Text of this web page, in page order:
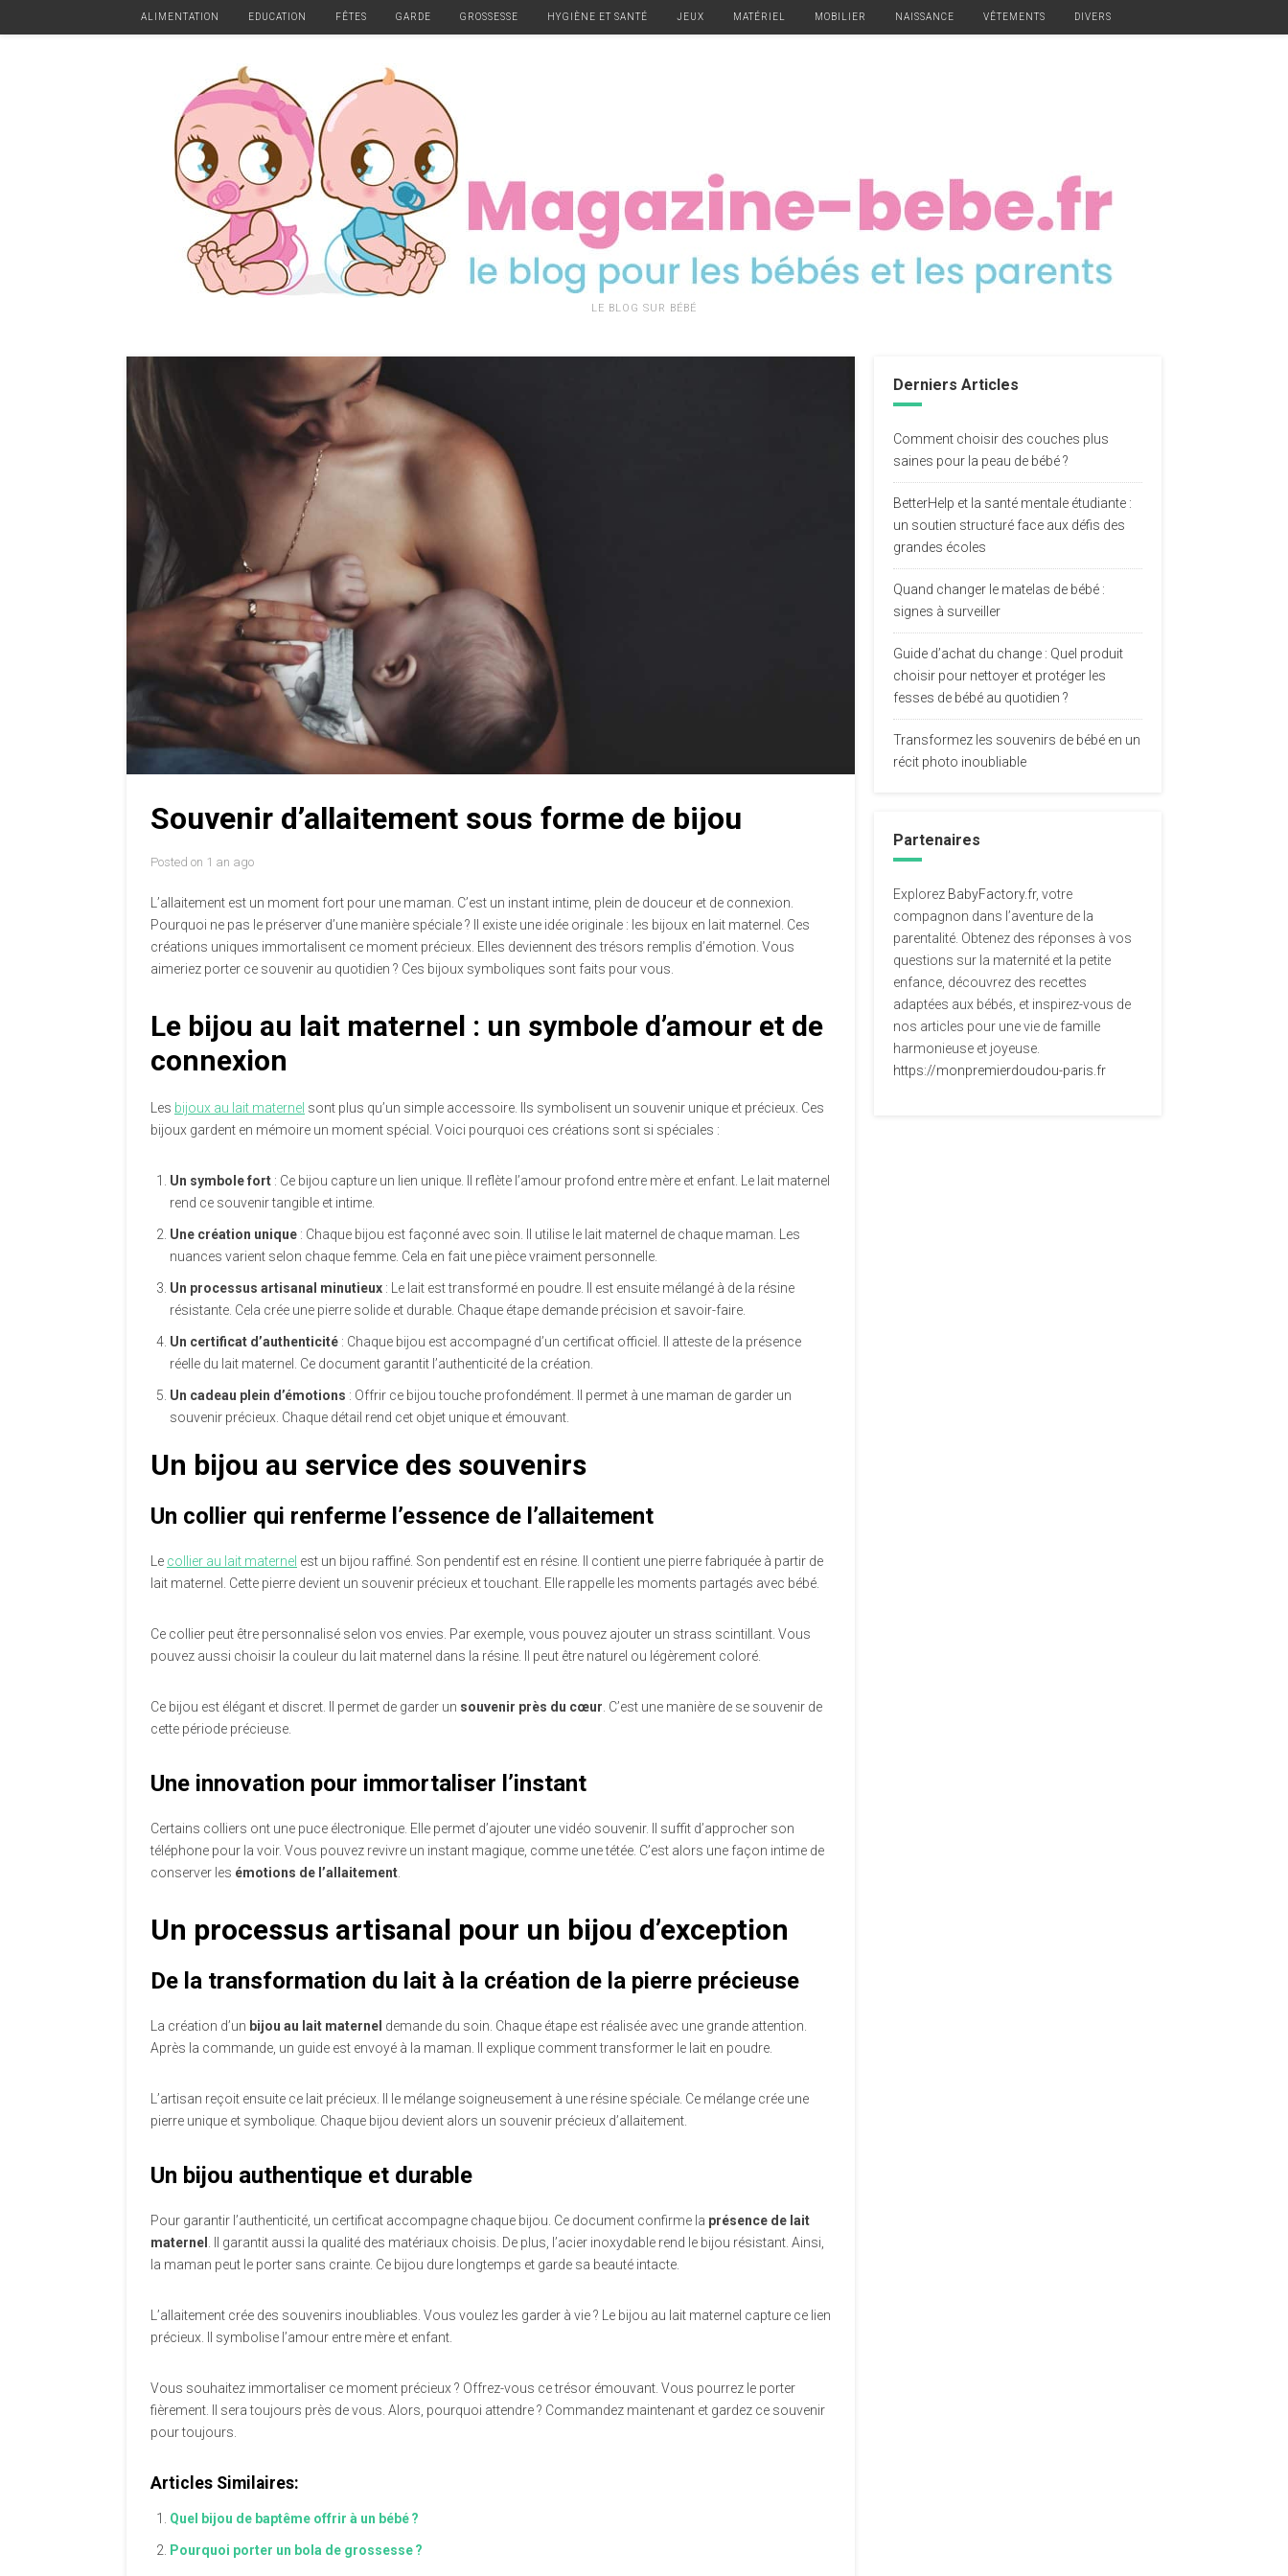
ALIMENTATION EDUCATION FÊTES GARDE GROSSESSE HYGIÈNE ET SANTÉ JEUX MATÉRIEL MOBILIER NAISSANCE VÊTEMENTS DIVERS
LE BLOG SUR BÉBÉ
Souvenir d’allaitement sous forme de bijou
Posted on 1 an ago
L’allaitement est un moment fort pour une maman. C’est un instant intime, plein de douceur et de connexion.
Pourquoi ne pas le préserver d’une manière spéciale ? Il existe une idée originale : les bijoux en lait maternel. Ces
créations uniques immortalisent ce moment précieux. Elles deviennent des trésors remplis d’émotion. Vous
aimeriez porter ce souvenir au quotidien ? Ces bijoux symboliques sont faits pour vous.
Le bijou au lait maternel : un symbole d’amour et de
connexion
Les bijoux au lait maternel sont plus qu’un simple accessoire. Ils symbolisent un souvenir unique et précieux. Ces
bijoux gardent en mémoire un moment spécial. Voici pourquoi ces créations sont si spéciales :
Un symbole fort : Ce bijou capture un lien unique. Il reflète l’amour profond entre mère et enfant. Le lait maternel
rend ce souvenir tangible et intime.
Une création unique : Chaque bijou est façonné avec soin. Il utilise le lait maternel de chaque maman. Les
nuances varient selon chaque femme. Cela en fait une pièce vraiment personnelle.
Un processus artisanal minutieux : Le lait est transformé en poudre. Il est ensuite mélangé à de la résine
résistante. Cela crée une pierre solide et durable. Chaque étape demande précision et savoir-faire.
Un certificat d’authenticité : Chaque bijou est accompagné d’un certificat officiel. Il atteste de la présence
réelle du lait maternel. Ce document garantit l’authenticité de la création.
Un cadeau plein d’émotions : Offrir ce bijou touche profondément. Il permet à une maman de garder un
souvenir précieux. Chaque détail rend cet objet unique et émouvant.
Un bijou au service des souvenirs
Un collier qui renferme l’essence de l’allaitement
Le collier au lait maternel est un bijou raffiné. Son pendentif est en résine. Il contient une pierre fabriquée à partir de
lait maternel. Cette pierre devient un souvenir précieux et touchant. Elle rappelle les moments partagés avec bébé.
Ce collier peut être personnalisé selon vos envies. Par exemple, vous pouvez ajouter un strass scintillant. Vous
pouvez aussi choisir la couleur du lait maternel dans la résine. Il peut être naturel ou légèrement coloré.
Ce bijou est élégant et discret. Il permet de garder un souvenir près du cœur. C’est une manière de se souvenir de
cette période précieuse.
Une innovation pour immortaliser l’instant
Certains colliers ont une puce électronique. Elle permet d’ajouter une vidéo souvenir. Il suffit d’approcher son
téléphone pour la voir. Vous pouvez revivre un instant magique, comme une tétée. C’est alors une façon intime de
conserver les émotions de l’allaitement.
Un processus artisanal pour un bijou d’exception
De la transformation du lait à la création de la pierre précieuse
La création d’un bijou au lait maternel demande du soin. Chaque étape est réalisée avec une grande attention.
Après la commande, un guide est envoyé à la maman. Il explique comment transformer le lait en poudre.
L’artisan reçoit ensuite ce lait précieux. Il le mélange soigneusement à une résine spéciale. Ce mélange crée une
pierre unique et symbolique. Chaque bijou devient alors un souvenir précieux d’allaitement.
Un bijou authentique et durable
Pour garantir l’authenticité, un certificat accompagne chaque bijou. Ce document confirme la présence de lait
maternel . Il garantit aussi la qualité des matériaux choisis. De plus, l’acier inoxydable rend le bijou résistant. Ainsi,
la maman peut le porter sans crainte. Ce bijou dure longtemps et garde sa beauté intacte.
L’allaitement crée des souvenirs inoubliables. Vous voulez les garder à vie ? Le bijou au lait maternel capture ce lien
précieux. Il symbolise l’amour entre mère et enfant.
Vous souhaitez immortaliser ce moment précieux ? Offrez-vous ce trésor émouvant. Vous pourrez le porter
fièrement. Il sera toujours près de vous. Alors, pourquoi attendre ? Commandez maintenant et gardez ce souvenir
pour toujours.
Articles Similaires:
Quel bijou de baptême offrir à un bébé ?
Pourquoi porter un bola de grossesse ?
Derniers Articles
Comment choisir des couches plus
saines pour la peau de bébé ?
BetterHelp et la santé mentale étudiante :
un soutien structuré face aux défis des
grandes écoles
Quand changer le matelas de bébé :
signes à surveiller
Guide d’achat du change : Quel produit
choisir pour nettoyer et protéger les
fesses de bébé au quotidien ?
Transformez les souvenirs de bébé en un
récit photo inoubliable
Partenaires
Explorez BabyFactory.fr, votre
compagnon dans l’aventure de la
parentalité. Obtenez des réponses à vos
questions sur la maternité et la petite
enfance, découvrez des recettes
adaptées aux bébés, et inspirez-vous de
nos articles pour une vie de famille
harmonieuse et joyeuse.
https://monpremierdoudou-paris.fr